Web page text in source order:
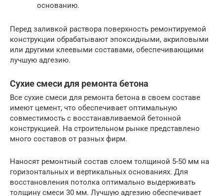
основанию.
Перед заливкой раствора поверхность ремонтируемой
конструкции обрабатывают эпоксидными, акриловыми
или другими клеевыми составами, обеспечивающими
лучшую адгезию.
Сухие смеси для ремонта бетона
Все сухие смеси для ремонта бетона в своем составе
имеют цемент, что обеспечивает оптимальную
совместимость с восстанавливаемой бетонной
конструкцией. На строительном рынке представлено
много составов от разных фирм.
Наносят ремонтный состав слоем толщиной 5-50 мм на
горизонтальных и вертикальных основаниях. Для
восстановления потолка оптимально выдерживать
толщину смеси 30 мм. Лучшую адгезию обеспечивает